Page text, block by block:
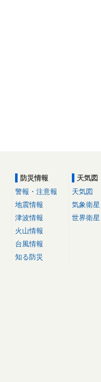
防災情報
警報・注意報
地震情報
津波情報
火山情報
台風情報
知る防災
天気図
天気図
気象衛星
世界衛星